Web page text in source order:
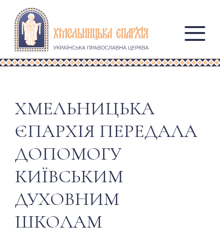
ХМЕЛЬНИЦЬКА
ЄПАРХІЯ ПЕРЕДАЛА
ДОПОМОГУ
КИЇВСЬКИМ
ДУХОВНИМ
ШКОЛАМ